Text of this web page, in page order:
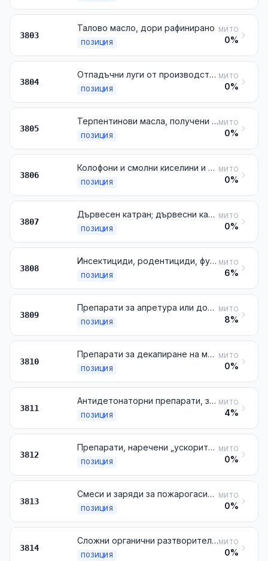
3803
Талово масло, дори рафинирано
ПОЗИЦИЯ
МИТО
0%
3804
Отпадъчни луги от производството на целулозна маса, дори концентрирани, обеззахарени или обработени химически, включително лигносулфонатите, с изключение на таловото масло от № 3803
ПОЗИЦИЯ
МИТО
0%
3805
Терпентинови масла, получени от балсамова смола, от иглолистна дървесина или при производството на целулоза по сулфатния метод, и други терпенови масла, получени при дестилация или друга обработка на иглолистна дървесина; суров дипентен; терпентиново масло, получено при производството на целулоза по бисулфитния метод, и други сурови парацимоли; борово масло (Pinе oil), съдържащо като главна съставна част алфатерпинеол
ПОЗИЦИЯ
МИТО
0%
3806
Колофони и смолни киселини и техните производни; есенция от колофон и масла от колофон; разтопени смоли
ПОЗИЦИЯ
МИТО
0%
3807
Дървесен катран; дървесни катранени масла; дървесен креозот; дървесен метилов спирт; растителни катрани; смоли за пивоварното производство и подобни продукти на базата на колофоните, смолните киселини или растителните катрани
ПОЗИЦИЯ
МИТО
0%
3808
Инсектициди, родентициди, фунгициди, хербициди, инхибитори на кълнене и регулатори на растежа на растенията, дезинфекционни средства и други подобни, представени във форми или опаковки за продажба на дребно или във вид на препарати или артикули, като ленти, фитили и свещи, съдържащи сяра, и хартиени мухоловки
ПОЗИЦИЯ
МИТО
6%
3809
Препарати за апретура или дообработка, ускорители на боядисване или фиксиране на багрила и други продукти и препарати (например препарати за скробване и препарати за стипцоване), използвани при производството на текстил, хартия, кожи или в подобни производства, неупоменати, нито включени другаде
ПОЗИЦИЯ
МИТО
8%
3810
Препарати за декапиране на метали; флюсове за заваряване или спояване и други спомагателни препарати, използвани при заваряване или спояване на металите; пасти и прахове за заваряване или спояване, съставени от метал и от други материали; препарати за обмазване или пълнене на електроди или пръчици за заваряване
ПОЗИЦИЯ
МИТО
0%
3811
Антидетонаторни препарати, забавители на окисляването, добавки, предотвратяващи образуването на смоли, средства за подобряване на вискозитета, антикорозионни добавки и други приготвени добавки за минерални масла (включително за бензин) или за други течности, използвани за същите цели както минералните масла
ПОЗИЦИЯ
МИТО
4%
3812
Препарати, наречени „ускорители на вулканизация“; сложни пластификатори за каучук или пластмаси, неупоменати, нито включени другаде; антиокислителни препарати и други сложни стабилизатори за каучук или пластмаси
ПОЗИЦИЯ
МИТО
0%
3813
Смеси и заряди за пожарогасители; пожарогасителни гранати и бомби
ПОЗИЦИЯ
МИТО
0%
3814
Сложни органични разтворители и разредители, неупоменати, нито включени другаде; препарати за премахване на бои или лакове
ПОЗИЦИЯ
МИТО
0%